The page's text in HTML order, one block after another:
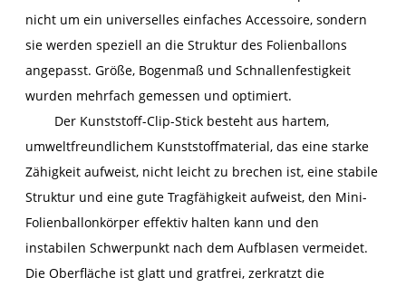
nicht um ein universelles einfaches Accessoire, sondern
sie werden speziell an die Struktur des Folienballons
angepasst. Größe, Bogenmaß und Schnallenfestigkeit
wurden mehrfach gemessen und optimiert.
Der Kunststoff-Clip-Stick besteht aus hartem,
umweltfreundlichem Kunststoffmaterial, das eine starke
Zähigkeit aufweist, nicht leicht zu brechen ist, eine stabile
Struktur und eine gute Tragfähigkeit aufweist, den Mini-
Folienballonkörper effektiv halten kann und den
instabilen Schwerpunkt nach dem Aufblasen vermeidet.
Die Oberfläche ist glatt und gratfrei, zerkratzt die